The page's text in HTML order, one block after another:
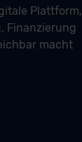
Plattform,
Finanzierung
macht